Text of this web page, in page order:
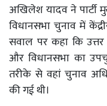
अखिलेश यादव ने पार्टी
विधानसभा चुनाव में
सवाल पर कहा कि
और विधानसभा का
तरीके से वहां चुनाव
की गई थी।